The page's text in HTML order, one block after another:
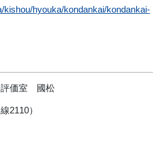
kishou/hyouka/kondankai/kondankai-
評価室 國松
2110）